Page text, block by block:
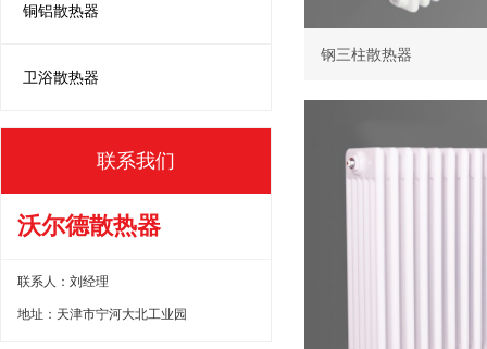
铜铝散热器
卫浴散热器
联系我们
沃尔德散热器
联系人：刘经理
地址：天津市宁河大北工业园
钢三柱散热器